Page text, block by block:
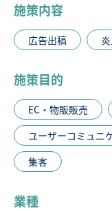
施策内容
広告出稿
施策目的
EC・物販販売
ユーザーコミュニ
集客
業種